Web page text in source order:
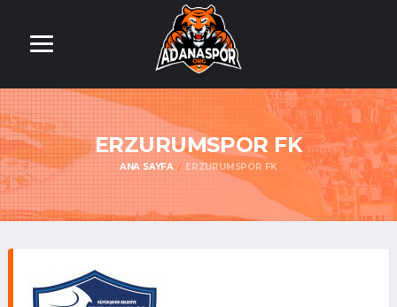
ERZURUMSPOR FK
ANA SAYFA ERZURUMSPOR FK